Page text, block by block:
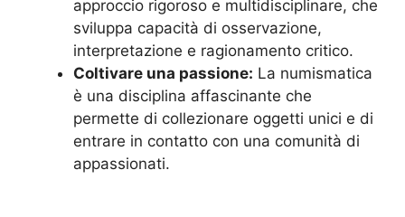
approccio rigoroso e multidisciplinare, che
sviluppa capacità di osservazione,
interpretazione e ragionamento critico.
Coltivare una passione: La numismatica
è una disciplina affascinante che
permette di collezionare oggetti unici e di
entrare in contatto con una comunità di
appassionati.